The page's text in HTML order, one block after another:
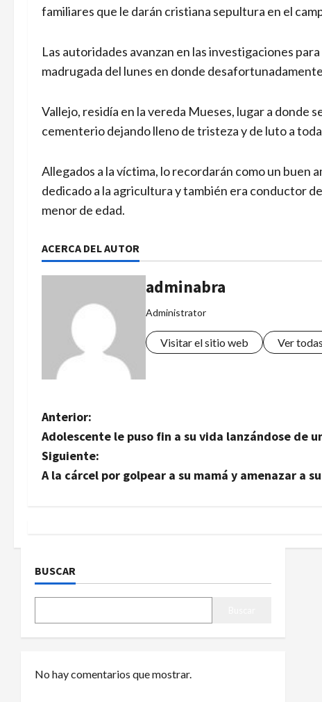
familiares que le darán cristiana sepultura en el
Las autoridades avanzan en las investigaciones
madrugada del lunes en donde
Vallejo, residía en la vereda Mueses, lugar a donde
cementerio dejando lleno de tristeza y de luto a
Allegados a la víctima, lo recordarán como un buen
dedicado a la agricultura y también era conductor
menor de edad.
ACERCA DEL AUTOR
adminabra
Administrator
Visitar el sitio web Ver
N
a
v
a
c
i
n
Anterior:
Adolescente le puso fin a su vida lanzándose de
Siguiente:
A la cárcel por golpear a su mamá y amenazar a
BUSCAR
No hay comentarios que mostrar.